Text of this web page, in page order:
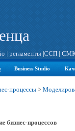
| регламенты |ССП |
Business Studio
процессы >
бизнес-процессов